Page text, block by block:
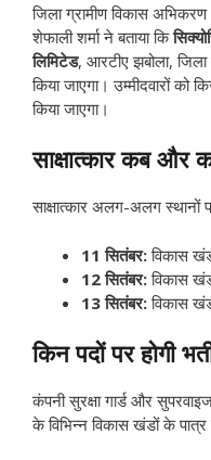
जिला ग्रामीण विकास
शेफाली शर्मा ने बताया कि
लिमिटेड, आरटीए झबोला, जिला
किया जाएगा। उम्मीदवारों को
किया जाएगा।
साक्षात्कार कब और
साक्षात्कार अलग-अलग
11 सितंबर:विकास
12 सितंबर:विकास
13 सितंबर:विकास
किन पदों पर होगी
कंपनी सुरक्षा गार्ड और
के विभिन्न विकास खंडों के पात्र